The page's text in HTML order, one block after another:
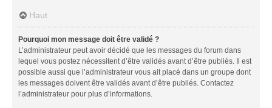
Haut
Pourquoi mon message doit être validé ?
L’administrateur peut avoir décidé que les messages du forum dans
lequel vous postez nécessitent d’être validés avant d’être publiés. Il est
possible aussi que l’administrateur vous ait placé dans un groupe dont
les messages doivent être validés avant d’être publiés. Contactez
l’administrateur pour plus d’informations.